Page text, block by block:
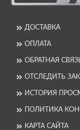
ДОСТАВКА
ОПЛАТА
ОБРАТНАЯ
ОТСЛЕДИТЬ
ИСТОРИЯ
ПОЛИТИКА
КАРТА САЙТА